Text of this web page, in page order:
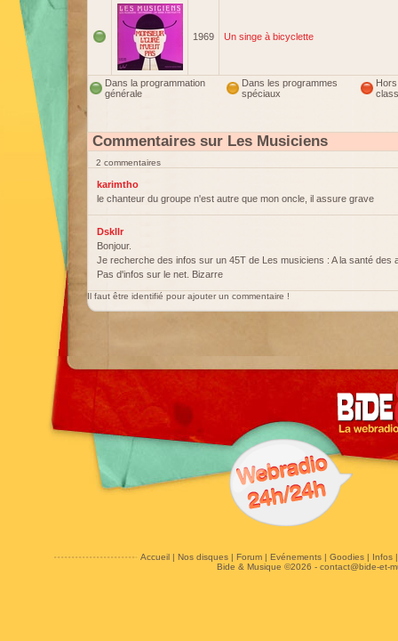
1969 Un singe à bicyclette
Dans la programmation
générale
Dans les programmes
spéciaux
Hors
Commentaires sur Les Musiciens
2 commentaires
karimtho
le chanteur du groupe n'est autre que mon oncle, il assure grave
Dskllr
Bonjour.
Je recherche des infos sur un 45T de Les musiciens : A la santé des
Pas d'infos sur le net. Bizarre
Il faut être identifié pour ajouter un commentaire !
Accueil| Nos disques| Forum| Evénements| Goodies| Infos
Bide & Musique ©2026 - contact@bide-et-